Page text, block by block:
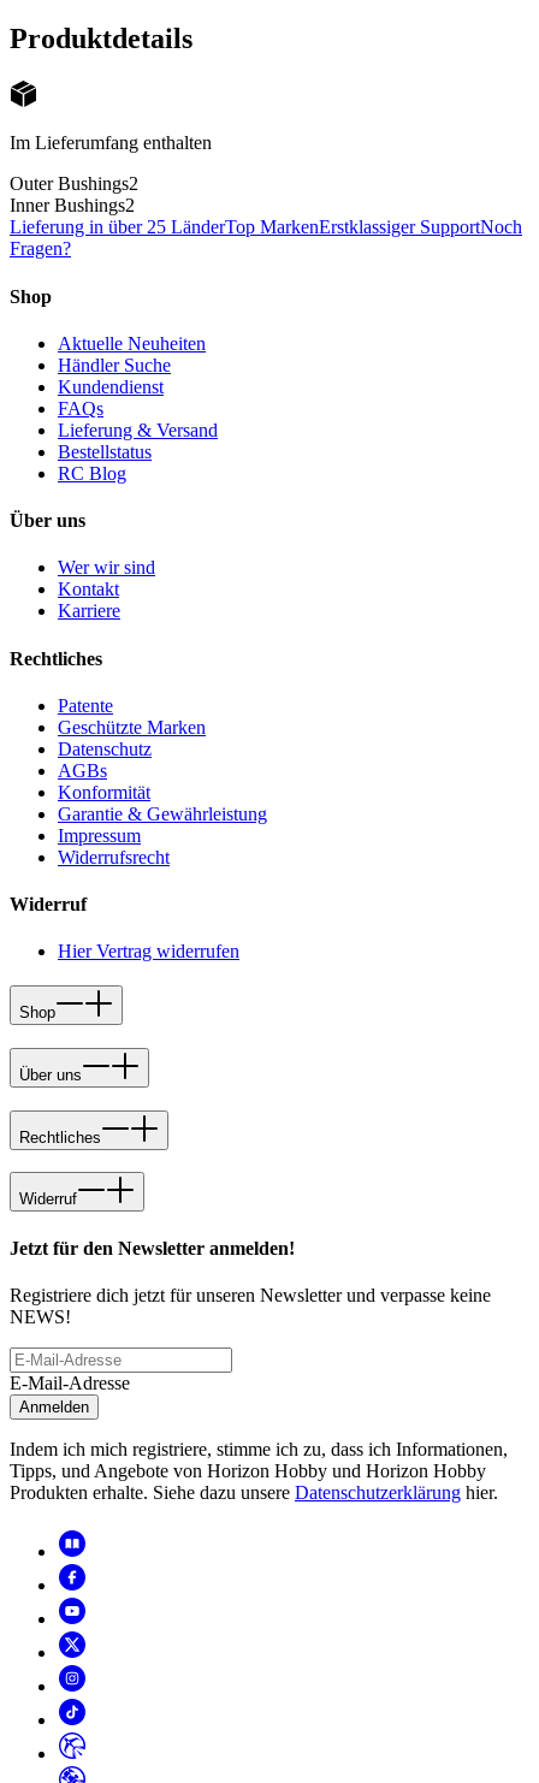
Produktdetails
Im Lieferumfang enthalten
Outer Bushings2
Inner Bushings2
Lieferung in über 25 LänderTop MarkenErstklassiger SupportNoch
Fragen?
Shop
Aktuelle Neuheiten
Händler Suche
Kundendienst
FAQs
Lieferung & Versand
Bestellstatus
RC Blog
Über uns
Wer wir sind
Kontakt
Karriere
Rechtliches
Patente
Geschützte Marken
Datenschutz
AGBs
Konformität
Garantie & Gewährleistung
Impressum
Widerrufsrecht
Widerruf
Hier Vertrag widerrufen
Shop
Über uns
Rechtliches
Widerruf
Jetzt für den Newsletter anmelden!
Registriere dich jetzt für unseren Newsletter und verpasse keine
NEWS!
E-Mail-Adresse
Anmelden
Indem ich mich registriere, stimme ich zu, dass ich Informationen,
Tipps, und Angebote von Horizon Hobby und Horizon Hobby
Produkten erhalte. Siehe dazu unsere Datenschutzerklärung hier.